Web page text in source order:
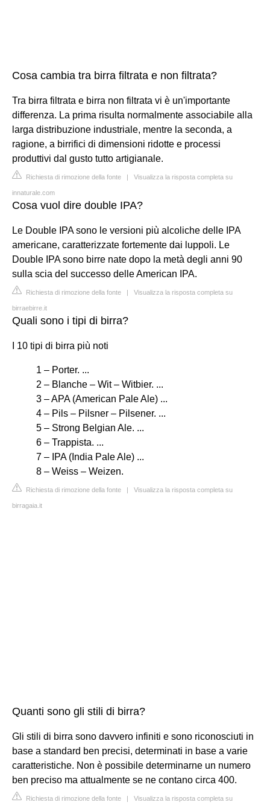
Cosa cambia tra birra filtrata e non filtrata?
Tra birra filtrata e birra non filtrata vi è un'importante
differenza. La prima risulta normalmente associabile alla
larga distribuzione industriale, mentre la seconda, a
ragione, a birrifici di dimensioni ridotte e processi
produttivi dal gusto tutto artigianale.
Richiesta di rimozione della fonte | Visualizza la risposta completa su
innaturale.com
Cosa vuol dire double IPA?
Le Double IPA sono le versioni più alcoliche delle IPA
americane, caratterizzate fortemente dai luppoli. Le
Double IPA sono birre nate dopo la metà degli anni 90
sulla scia del successo delle American IPA.
Richiesta di rimozione della fonte | Visualizza la risposta completa su
birraebirre.it
Quali sono i tipi di birra?
I 10 tipi di birra più noti
1 – Porter. ...
2 – Blanche – Wit – Witbier. ...
3 – APA (American Pale Ale) ...
4 – Pils – Pilsner – Pilsener. ...
5 – Strong Belgian Ale. ...
6 – Trappista. ...
7 – IPA (India Pale Ale) ...
8 – Weiss – Weizen.
Richiesta di rimozione della fonte | Visualizza la risposta completa su
birragaia.it
Quanti sono gli stili di birra?
Gli stili di birra sono davvero infiniti e sono riconosciuti in
base a standard ben precisi, determinati in base a varie
caratteristiche. Non è possibile determinarne un numero
ben preciso ma attualmente se ne contano circa 400.
Richiesta di rimozione della fonte | Visualizza la risposta completa su